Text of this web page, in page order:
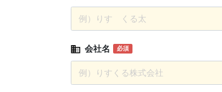
会社名 必須